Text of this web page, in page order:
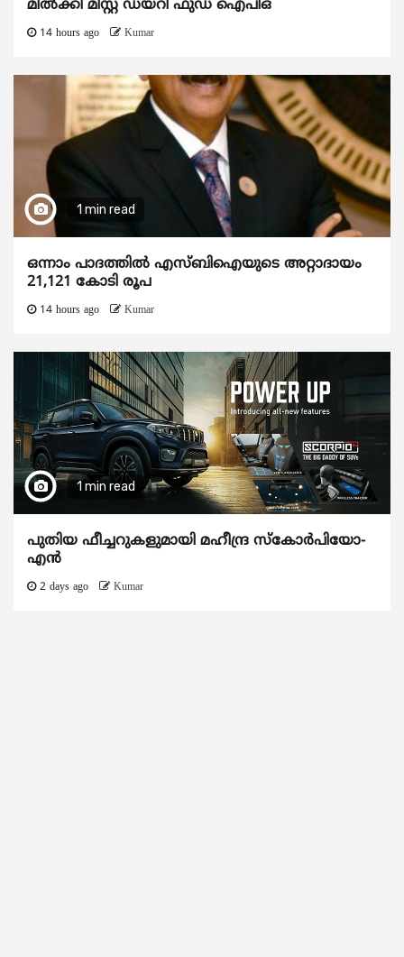
മിൽക്കി മിസ്റ്റ് ഡയറി ഫുഡ് ഐപിഒ
14 hours ago Kumar
1 min read
ഒന്നാം പാദത്തിൽ എസ്ബിഐയുടെ അറ്റാദായം
21,121 കോടി രൂപ
14 hours ago Kumar
1 min read
പുതിയ ഫീച്ചറുകളുമായി മഹീന്ദ്ര സ്കോർപിയോ-
എൻ
2 days ago Kumar